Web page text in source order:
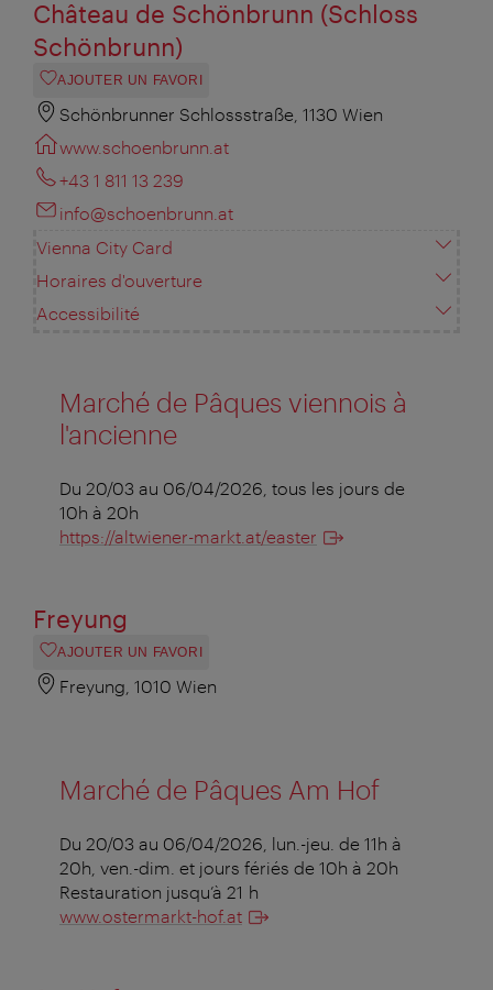
Château de Schönbrunn (Schloss
Schönbrunn)
AJOUTER UN FAVORI
Schönbrunner Schlossstraße, 1130 Wien
www.schoenbrunn.at
+43 1 811 13 239
info@schoenbrunn.at
Vienna City Card
Horaires d'ouverture
Accessibilité
Marché de Pâques viennois à
l'ancienne
Du 20/03 au 06/04/2026, tous les jours de
10h à 20h
https://altwiener-markt.at/easter
Freyung
AJOUTER UN FAVORI
Freyung, 1010 Wien
Marché de Pâques Am Hof
Du 20/03 au 06/04/2026, lun.-jeu. de 11h à
20h, ven.-dim. et jours fériés de 10h à 20h
Restauration jusqu’à 21 h
www.ostermarkt-hof.at